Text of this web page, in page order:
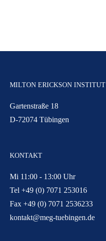
MILTON ERICKSON INSTITUT
Gartenstraße 18
D-72074 Tübingen
KONTAKT
Mi 11:00 - 13:00 Uhr
Tel +49 (0) 7071 253016
Fax +49 (0) 7071 2536233
kontakt@meg-tuebingen.de